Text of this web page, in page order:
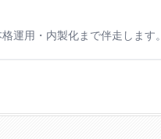
運用・内製化まで伴走します。